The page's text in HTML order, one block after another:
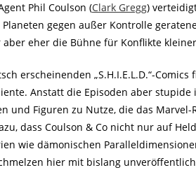
Phil Coulson (Clark Gregg)
Planeten gegen außer Kontrolle
aber eher die Bühne für Konflikte
erscheinenden „S.H.I.E.L.D.“-
Anstatt die Episoden aber
und Figuren zu Nutze, die das
dass Coulson & Co nicht nur auf
wie dämonischen
hier mit bislang